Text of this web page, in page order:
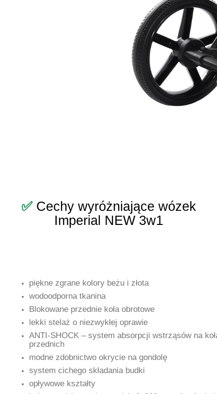
✅ Cechy wyróżniające wózek
Imperial NEW 3w1
piękne zgrane kolory beżu i złota
wodoodporna tkanina
Blokowane przednie koła obrotowe
lekki stelaż o niezwykłej oprawie
ANTI-SHOCK – system absorpcji wstrząsów na
przednich
modne zdobnictwo okrycie na gondolę
system cichego składania budki
opływowe kształty